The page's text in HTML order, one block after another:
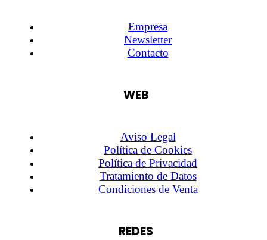
Empresa
Newsletter
Contacto
WEB
Aviso Legal
Política de Cookies
Política de Privacidad
Tratamiento de Datos
Condiciones de Venta
REDES